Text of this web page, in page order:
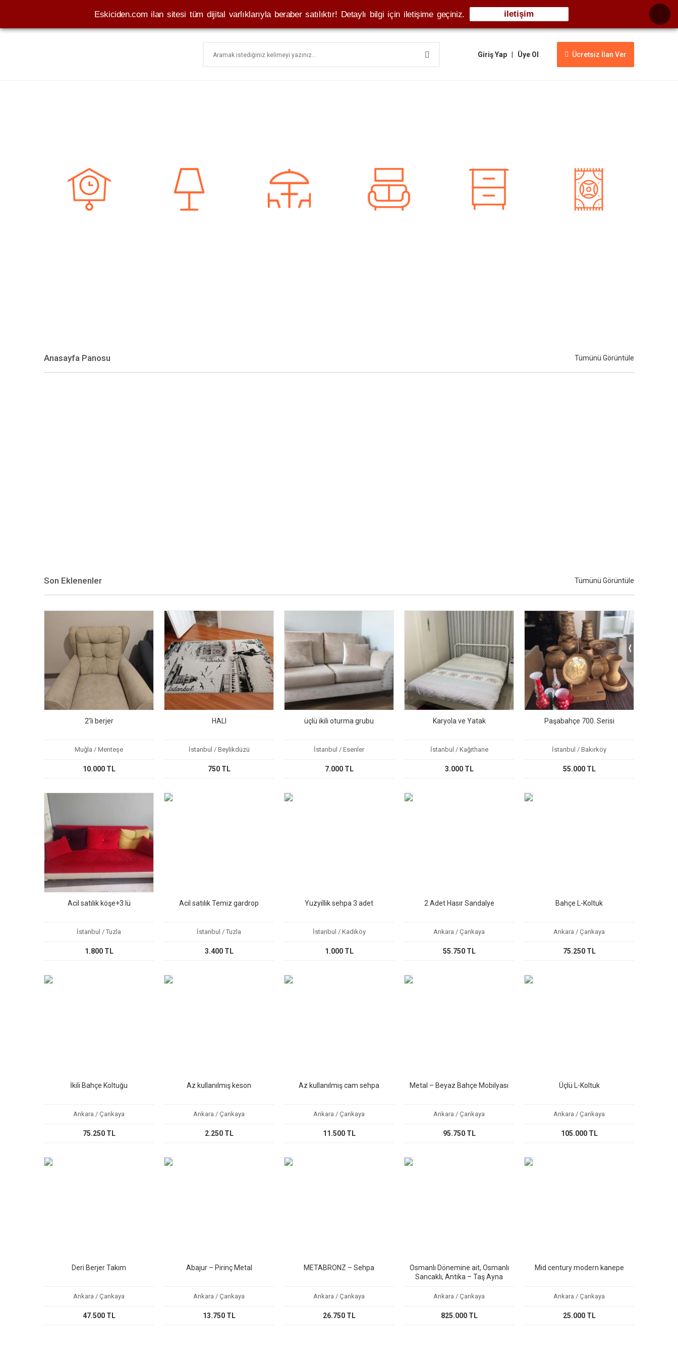
Giriş Yap Üye Ol Ücretsiz İlan Ver
Anasayfa Panosu Tümünü Görüntüle
Son Eklenenler Tümünü Görüntüle
2’li berjer
Muğla / Menteşe
10.000 TL
HALI
İstanbul / Beylikdüzü
750 TL
üçlü ikili oturma grubu
İstanbul / Esenler
7.000 TL
Karyola ve Yatak
İstanbul / Kağıthane
3.000 TL
Paşabahçe 700. Serisi
İstanbul / Bakırköy
55.000 TL
Acil satılık köşe+3 lü
İstanbul / Tuzla
1.800 TL
Acil satılık Temiz gardrop
İstanbul / Tuzla
3.400 TL
Yuzyillik sehpa 3 adet
İstanbul / Kadıköy
1.000 TL
2 Adet Hasır Sandalye
Ankara / Çankaya
55.750 TL
Bahçe L-Koltuk
Ankara / Çankaya
75.250 TL
İkili Bahçe Koltuğu
Ankara / Çankaya
75.250 TL
Az kullanılmış keson
Ankara / Çankaya
2.250 TL
Az kullanılmış cam sehpa
Ankara / Çankaya
11.500 TL
Metal – Beyaz Bahçe Mobilyası
Ankara / Çankaya
95.750 TL
Üçlü L-Koltuk
Ankara / Çankaya
105.000 TL
Deri Berjer Takım
Ankara / Çankaya
47.500 TL
Abajur – Pirinç Metal
Ankara / Çankaya
13.750 TL
METABRONZ – Sehpa
Ankara / Çankaya
26.750 TL
Osmanlı Dönemine ait, Osmanlı
Sancaklı, Antika – Taş Ayna
Ankara / Çankaya
825.000 TL
Mid century modern kanepe
Ankara / Çankaya
25.000 TL
Eskiciden.com ilan sitesi tüm dijital varlıklarıyla beraber satılıktır! Detaylı bilgi için iletişime geçiniz. iletişim